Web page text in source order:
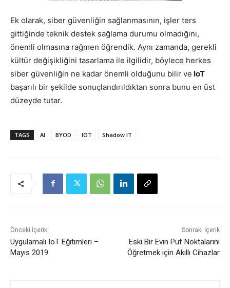
Ek olarak, siber güvenliğin sağlanmasının, işler ters
gittiğinde teknik destek sağlama durumu olmadığını,
önemli olmasına rağmen öğrendik. Aynı zamanda, gerekli
kültür değişikliğini tasarlama ile ilgilidir, böylece herkes
siber güvenliğin ne kadar önemli olduğunu bilir ve IoT
başarılı bir şekilde sonuçlandırıldıktan sonra bunu en üst
düzeyde tutar.
TAGS AI BYOD IOT Shadow IT
Önceki İçerik
Uygulamalı IoT Eğitimleri –
Mayıs 2019
Sonraki İçerik
Eski Bir Evin Püf Noktalarını
Öğretmek için Akıllı Cihazlar